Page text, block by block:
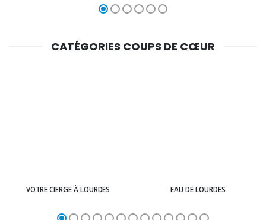
CATÉGORIES COUPS DE CŒUR
VOTRE CIERGE À LOURDES EAU DE LOURDES